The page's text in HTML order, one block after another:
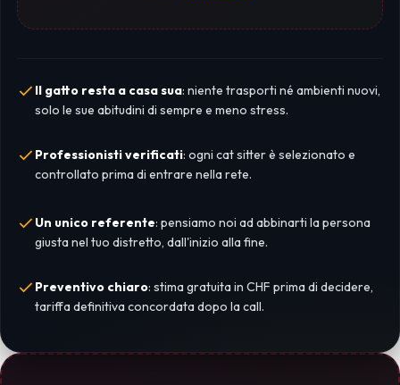
Il gatto resta a casa sua: niente trasporti né ambienti nuovi,
solo le sue abitudini di sempre e meno stress.
Professionisti verificati: ogni cat sitter è selezionato e
controllato prima di entrare nella rete.
Un unico referente: pensiamo noi ad abbinarti la persona
giusta nel tuo distretto, dall'inizio alla fine.
Preventivo chiaro: stima gratuita in CHF prima di decidere,
tariffa definitiva concordata dopo la call.